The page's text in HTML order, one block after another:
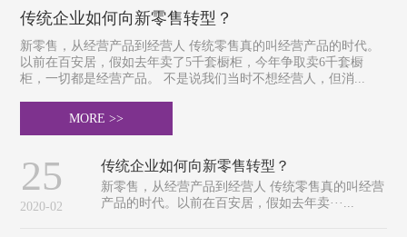
传统企业如何向新零售转型？
新零售，从经营产品到经营人 传统零售真的叫经营产品的时代。
以前在百安居，假如去年卖了5千套橱柜，今年争取卖6千套橱
柜，一切都是经营产品。 不是说我们当时不想经营人，但消...
MORE >>
25
2020-02
传统企业如何向新零售转型？
新零售，从经营产品到经营人 传统零售真的叫经营
产品的时代。以前在百安居，假如去年卖···...